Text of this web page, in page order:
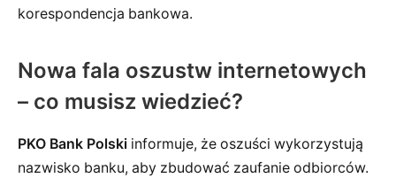
korespondencja bankowa.
Nowa fala oszustw internetowych
– co musisz wiedzieć?
PKO Bank Polski informuje, że oszuści wykorzystują
nazwisko banku, aby zbudować zaufanie odbiorców.